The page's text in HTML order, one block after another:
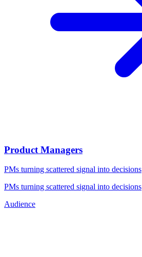
Product Managers
PMs turning scattered signal into decisions
PMs turning scattered signal into decisions
Audience